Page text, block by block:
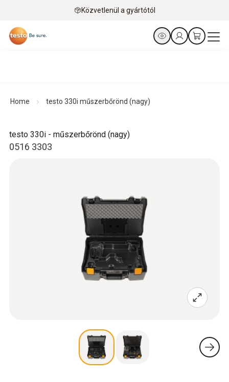
Közvetlenül a gyártótól
Home testo 330i műszerbőrönd (nagy)
0516 3303
testo 330i - műszerbőrönd (nagy)